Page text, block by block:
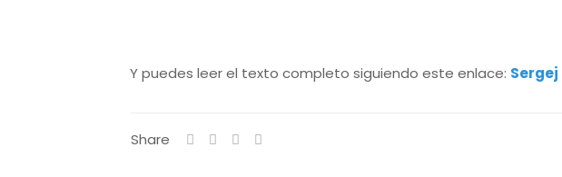
Y puedes leer el texto completo siguiendo este enlace: Sergej
Share